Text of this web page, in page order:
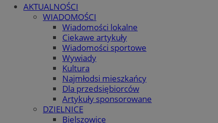
AKTUALNOŚCI
WIADOMOŚCI
Wiadomości lokalne
Ciekawe artykuły
Wiadomości sportowe
Wywiady
Kultura
Najmłodsi mieszkańcy
Dla przedsiębiorców
Artykuły sponsorowane
DZIELNICE
Bielszowice